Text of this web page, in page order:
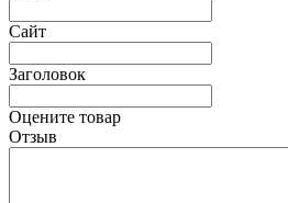
Сайт
Заголовок
Оцените товар
Отзыв